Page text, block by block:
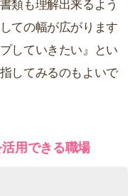
ての幅が広がります
していきたい』とい
してみるのもよいで
用できる職場